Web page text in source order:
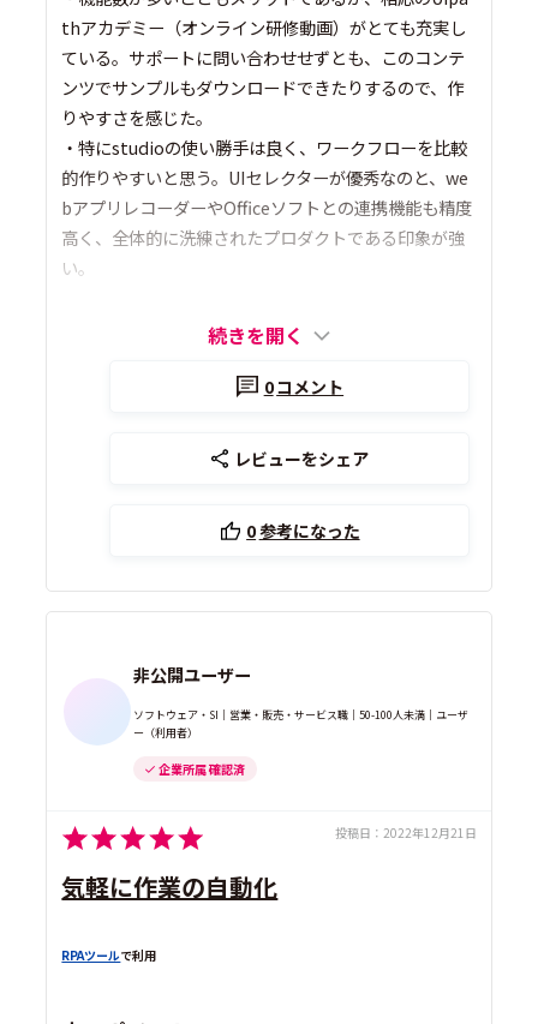
thアカデミー（オンライン研修動画）がとても充実し
ている。サポートに問い合わせせずとも、このコンテ
ンツでサンプルもダウンロードできたりするので、作
りやすさを感じた。
・特にstudioの使い勝手は良く、ワークフローを比較
的作りやすいと思う。UIセレクターが優秀なのと、we
bアプリレコーダーやOfficeソフトとの連携機能も精度
高く、全体的に洗練されたプロダクトである印象が強
い。
続きを開く
0コメント
レビューをシェア
0参考になった
非公開ユーザー
ソフトウェア・SI｜営業・販売・サービス職｜50-100人未満｜ユーザ
ー（利用者）
企業所属 確認済
投稿日： 2022年12月21日
気軽に作業の自動化
RPAツールで利用